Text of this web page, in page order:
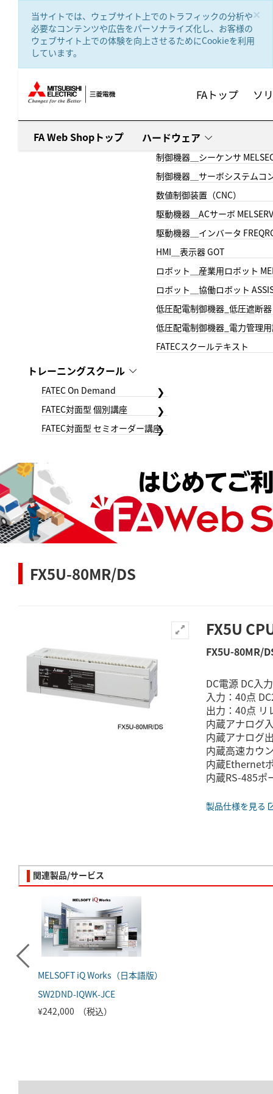
×
当サイトでは、ウェブサイト上でのトラフィックの分析や
必要なコンテンツや広告をパーソナライズ化し、お客様の
ウェブサイト上での体験を向上させるためにCookieを利用
しています。
FAトップ ソ
FA Web Shopトップ ハードウェア
制御機器＿シーケンサ
制御機器＿サーボシステムコ
数値制御装置（CNC）
駆動機器＿ACサーボ
駆動機器＿インバータ
HMI＿表示器 GOT
ロボット＿産業用ロボット
ロボット＿協働ロボット
低圧配電制御機器_低圧遮断器
低圧配電制御機器_電力管理
FATECスクールテキスト
トレーニングスクール
FATEC On Demand
FATEC対面型 個別講座
FATEC対面型 セミオーダー講座
FX5U-80MR/DS
FX5U
FX5U-80MR/
DC電源 DC入
入力：40点
出力：40点 リ
内蔵アナログ
内蔵アナログ
内蔵高速カウ
内蔵Ethernet
内蔵RS-485ポ
製品仕様を見る
関連製品/サービス
MELSOFT iQ Works（日本語版）
SW2DND-IQWK-JCE
¥242,000 （税込）